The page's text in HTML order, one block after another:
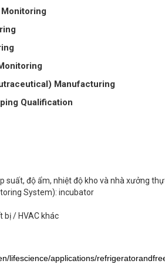
Manufacturing
Qualification
suất, độ ẩm, nhiệt độ kho và nhà xưởng
System): incubator
bị / HVAC khác
lifescience/applications/